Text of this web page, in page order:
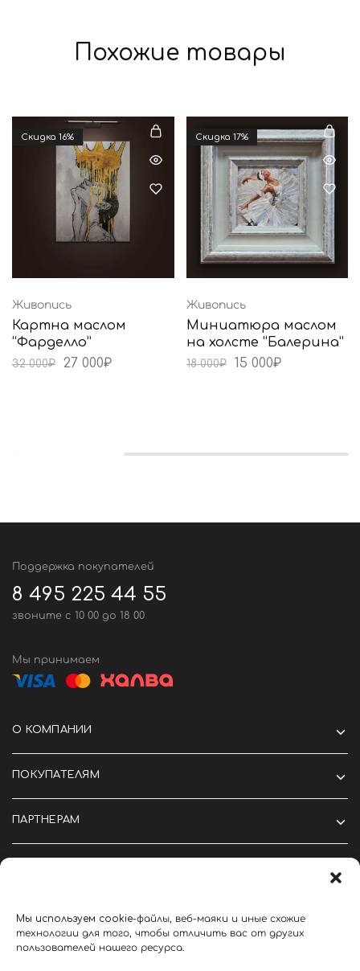
Мы используем cookie-файлы, веб-маяки и иные схожие
технологии для того, чтобы отличить вас от других
пользователей нашего ресурса.
Похожие товары
Cкидка 16%
Живопись
Картна маслом
“Фарделло”
32 000₽ 27 000₽
Cкидка 17%
Живопись
Миниатюра маслом
на холсте “Балерина”
18 000₽ 15 000₽
Поддержка покупателей
8 495 225 44 55
звоните c 10 00 до 18 00
Мы принимаем
О КОМПАНИИ
ПОКУПАТЕЛЯМ
ПАРТНЕРАМ
©2024 Крутые вещи тут
Политика конфиденциальности